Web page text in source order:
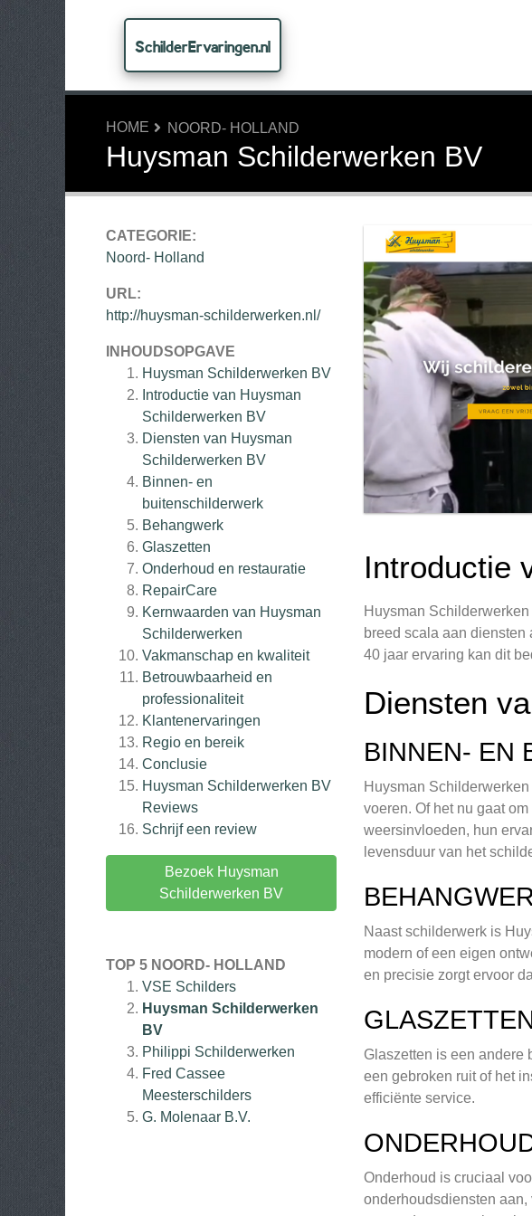
SchilderErvaringen.nl
HOME NOORD- HOLLAND
Huysman Schilderwerken BV
CATEGORIE:
Noord- Holland
URL:
http://huysman-schilderwerken.nl/
INHOUDSOPGAVE
Huysman Schilderwerken BV
Introductie van Huysman
Schilderwerken BV
Diensten van Huysman
Schilderwerken BV
Binnen- en
buitenschilderwerk
Behangwerk
Glaszetten
Onderhoud en restauratie
RepairCare
Kernwaarden van Huysman
Schilderwerken
Vakmanschap en kwaliteit
Betrouwbaarheid en
professionaliteit
Klantenervaringen
Regio en bereik
Conclusie
Huysman Schilderwerken BV
Reviews
Schrijf een review
Bezoek Huysman
Schilderwerken BV
TOP 5 NOORD- HOLLAND
VSE Schilders
Huysman Schilderwerken
BV
Philippi Schilderwerken
Fred Cassee
Meesterschilders
G. Molenaar B.V.
Introductie
Huysman
breed scala aan
40 jaar ervaring kan dit
Diensten
BINNEN- EN
Huysman
voeren. Of het nu gaat
weersinvloeden, hun
levensduur van het
Naast schilderwerk is
modern of een eigen
en precisie zorgt ervoor
Glaszetten is een andere
een gebroken ruit of het
efficiënte service.
Onderhoud is cruciaal
onderhoudsdiensten